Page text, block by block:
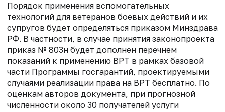
Порядок применения вспомогательных
технологий для ветеранов боевых действий и их
супругов будет определяться приказом Минздрава
РФ. В частности, в случае принятия законопроекта
приказ № 803н будет дополнен перечнем
показаний к применению ВРТ в рамках базовой
части Программы госгарантий, проектируемыми
случаями реализации права на ВРТ бесплатно. По
оценкам авторов документа, при прогнозной
численности около 30 получателей услуги